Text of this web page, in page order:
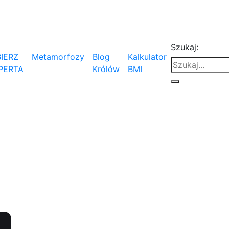
Metamorfozy
Blog
Królów
Kalkulator
BMI
Szukaj: